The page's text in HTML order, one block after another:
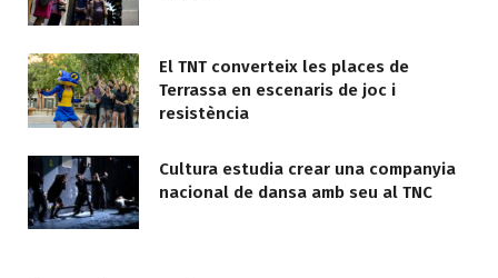
El TNT converteix les places de
Terrassa en escenaris de joc i
resistència
Cultura estudia crear una companyia
nacional de dansa amb seu al TNC